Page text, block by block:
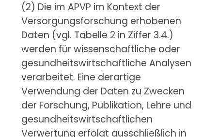
(2) Die im APVP im Kontext der
Versorgungsforschung erhobenen
Daten (vgl. Tabelle 2 in Ziffer 3.4.)
werden für wissenschaftliche oder
gesundheitswirtschaftliche Analysen
verarbeitet. Eine derartige
Verwendung der Daten zu Zwecken
der Forschung, Publikation, Lehre und
gesundheitswirtschaftlichen
Verwertung erfolgt ausschließlich in